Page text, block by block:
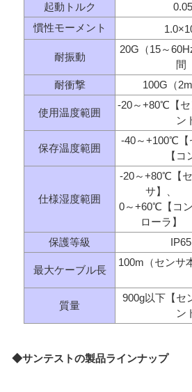
起動トルク
慣性モーメント
耐振動
20G（15～
間
耐衝撃
100G（
使用温度範囲
-20～+80℃【
ン
保存温度範囲
-40～+100℃【
【コ
仕様湿度範囲
-20～+80℃【
サ】、
0～+60℃【コ
ローラ】
保護等級
最大ケーブル長
100m（センサ
質量
900g以下【セ
ン
◆サンテストの製品ラインナップ